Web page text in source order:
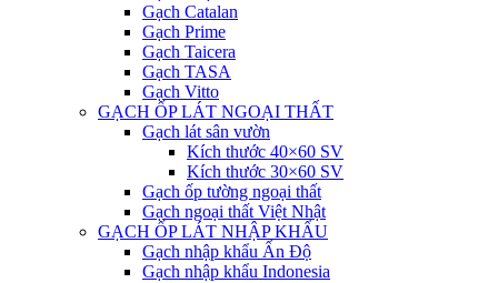
Gạch Catalan
Gạch Prime
Gạch Taicera
Gạch TASA
Gạch Vitto
GẠCH ỐP LÁT NGOẠI THẤT
Gạch lát sân vườn
Kích thước 40×60 SV
Kích thước 30×60 SV
Gạch ốp tường ngoại thất
Gạch ngoại thất Việt Nhật
GẠCH ỐP LÁT NHẬP KHẨU
Gạch nhập khẩu Ấn Độ
Gạch nhập khẩu Indonesia